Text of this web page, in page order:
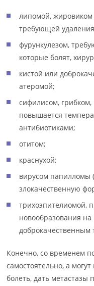
липомой, жировиком
требующей
фурункулезом,
которые болят,
кистой или
атеромой;
сифилисом, грибком,
повышается
антибиотиками;
отитом;
краснухой;
вирусом
злокачественную
трихоэпителиомой,
новообразования
доброкачественным
Конечно, со временем
самостоятельно, а
болеть, дать